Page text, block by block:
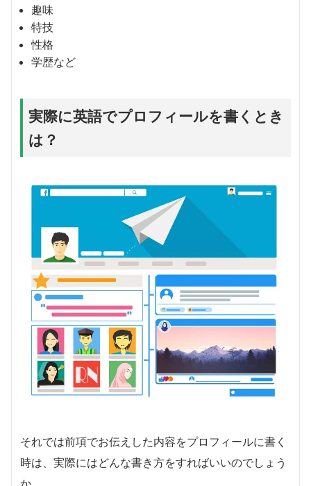
趣味
特技
性格
学歴など
実際に英語でプロフィールを書くとき
は？
それでは前項でお伝えした内容をプロフィールに書く
時は、実際にはどんな書き方をすればいいのでしょう